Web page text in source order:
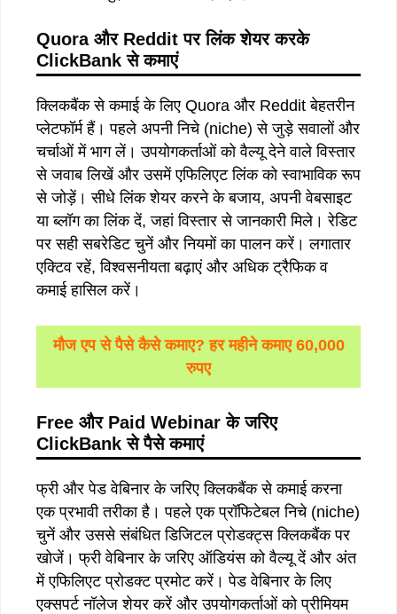
Quora औरRedditपर लिंक शेयर करके
ClickBankसे कमाएं
क्लिकबैंक से कमाई के लिए Quora और Reddit बेहतरीन
प्लेटफॉर्म हैं। पहले अपनी निचे (niche) से जुड़े सवालों और
चर्चाओं में भाग लें। उपयोगकर्ताओं को वैल्यू देने वाले विस्तार
से जवाब लिखें और उसमें एफिलिएट लिंक को स्वाभाविक रूप
से जोड़ें। सीधे लिंक शेयर करने के बजाय, अपनी वेबसाइट
या ब्लॉग का लिंक दें, जहां विस्तार से जानकारी मिले। रेडिट
पर सही सबरेडिट चुनें और नियमों का पालन करें। लगातार
एक्टिव रहें, विश्वसनीयता बढ़ाएं और अधिक ट्रैफिक व
कमाई हासिल करें।
मौज एप से पैसे कैसे कमाए? हर महीने कमाए 60,000
रुपए
Free औरPaid Webinarके जरिए
ClickBankसे पैसे कमाएं
फ्री और पेड वेबिनार के जरिए क्लिकबैंक से कमाई करना
एक प्रभावी तरीका है। पहले एक प्रॉफिटेबल निचे (niche)
चुनें और उससे संबंधित डिजिटल प्रोडक्ट्स क्लिकबैंक पर
खोजें। फ्री वेबिनार के जरिए ऑडियंस को वैल्यू दें और अंत
में एफिलिएट प्रोडक्ट प्रमोट करें। पेड वेबिनार के लिए
एक्सपर्ट नॉलेज शेयर करें और उपयोगकर्ताओं को प्रीमियम